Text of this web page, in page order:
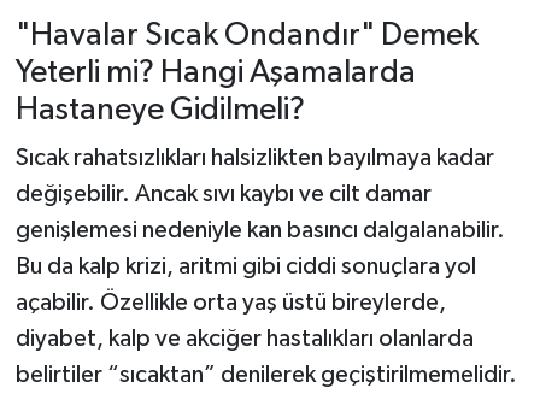
"Havalar Sıcak Ondandır" Demek
Yeterli mi? Hangi Aşamalarda
Hastaneye Gidilmeli?
Sıcak rahatsızlıkları halsizlikten bayılmaya kadar
değişebilir. Ancak sıvı kaybı ve cilt damar
genişlemesi nedeniyle kan basıncı dalgalanabilir.
Bu da kalp krizi, aritmi gibi ciddi sonuçlara yol
açabilir. Özellikle orta yaş üstü bireylerde,
diyabet, kalp ve akciğer hastalıkları olanlarda
belirtiler “sıcaktan” denilerek geçiştirilmemelidir.